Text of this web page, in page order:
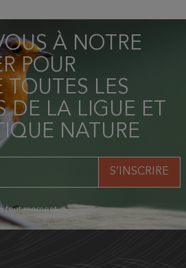
À NOTRE
POUR
LES
DE LA LIGUE ET
NATURE
tout moment.